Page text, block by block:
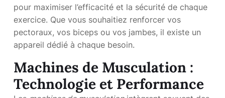
pour maximiser l’efficacité et la sécurité de chaque
exercice. Que vous souhaitiez renforcer vos
pectoraux, vos biceps ou vos jambes, il existe un
appareil dédié à chaque besoin.
Machines de Musculation :
Technologie et Performance